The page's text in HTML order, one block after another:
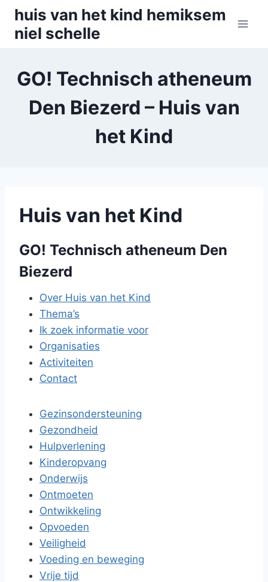
Skip
content
huis van het kind hemiksem
niel schelle
GO! Technisch atheneum
Den Biezerd – Huis van
het Kind
Huis van het Kind
GO! Technisch atheneum Den
Biezerd
Over Huis van het Kind
Thema’s
Ik zoek informatie voor
Organisaties
Activiteiten
Contact
Gezinsondersteuning
Gezondheid
Hulpverlening
Kinderopvang
Onderwijs
Ontmoeten
Ontwikkeling
Opvoeden
Veiligheid
Voeding en beweging
Vrije tijd